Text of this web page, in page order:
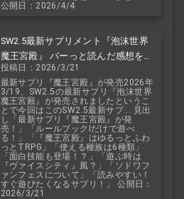
公開日：2026/4/4
SW2.5最新サプリメント『泡沫世界
魔王宮殿』 バーっと読んだ感想を交
えて紹介します！！
投稿日：2026/3/21
最新サプリ『魔王宮殿』が発売2026年
3/19、SW2.5の最新サプリ『泡沫世界
魔王宮殿』が発売されましたというこ
とで今回はこのSW2.5最新サプ... 見出
し「最新サプリ『魔王宮殿』が発
売！」「ルールブックIだけで遊べ
る！」「『魔王宮殿』はゆるっとふわ
っとTRPG」「使える種族は6種類」
「面白技能も登場！？」「遊ぶ時は
『ヴァイスシティ』風？」「ソドワフ
ァンフェスについて」「読みやすい！
すぐ遊びたくなるサプリ！」 公開日：
2026/3/21